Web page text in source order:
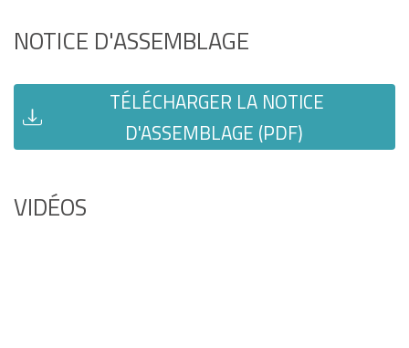
NOTICE D'ASSEMBLAGE
TÉLÉCHARGER LA NOTICE
D'ASSEMBLAGE (PDF)
VIDÉOS